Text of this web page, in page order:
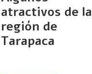
atractivos de la
región de
Tarapaca